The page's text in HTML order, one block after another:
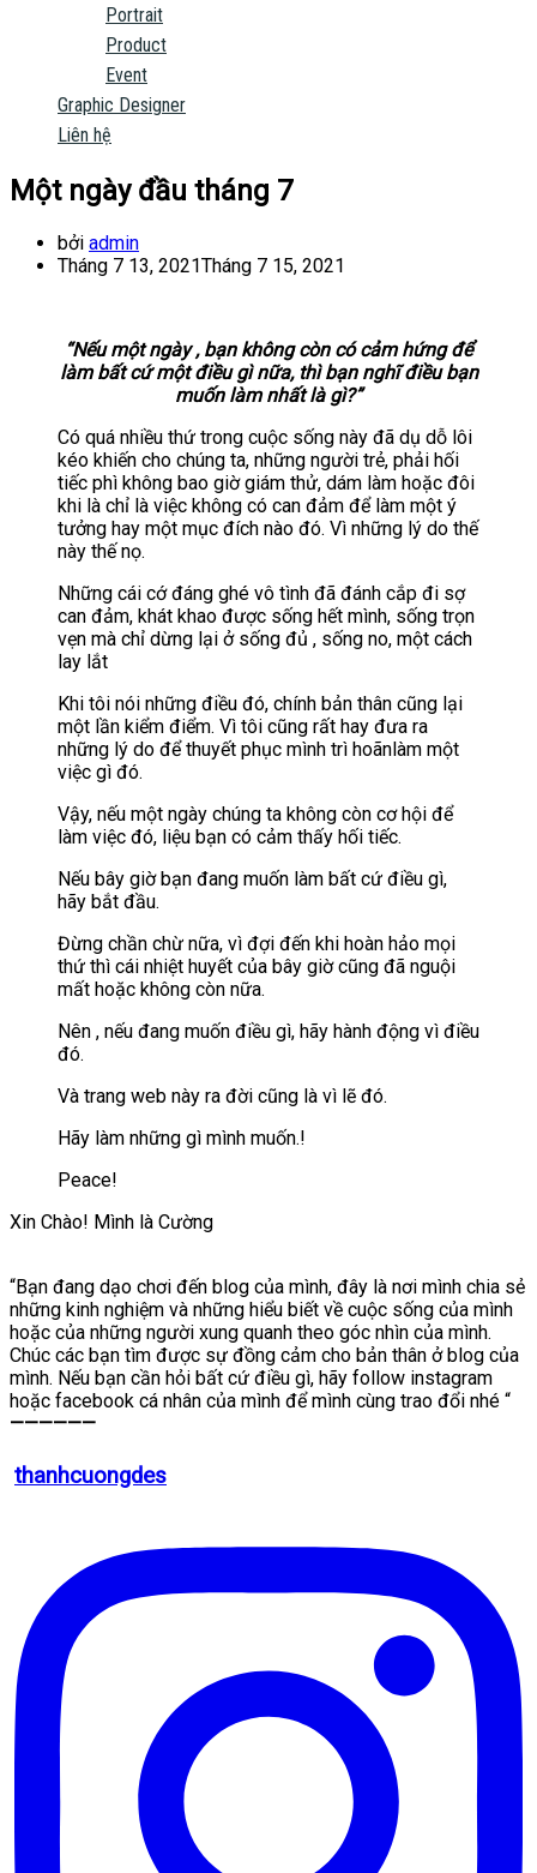
Portrait
Product
Event
Graphic Designer
Liên hệ
Một ngày đầu tháng 7
bởi admin
Tháng 7 13, 2021Tháng 7 15, 2021
“Nếu một ngày , bạn không còn có cảm hứng để
làm bất cứ một điều gì nữa, thì bạn nghĩ điều bạn
muốn làm nhất là gì?”
Có quá nhiều thứ trong cuộc sống này đã dụ dỗ lôi
kéo khiến cho chúng ta, những người trẻ, phải hối
tiếc phì không bao giờ giám thử, dám làm hoặc đôi
khi là chỉ là việc không có can đảm để làm một ý
tưởng hay một mục đích nào đó. Vì những lý do thế
này thế nọ.
Những cái cớ đáng ghé vô tình đã đánh cắp đi sợ
can đảm, khát khao được sống hết mình, sống trọn
vẹn mà chỉ dừng lại ở sống đủ , sống no, một cách
lay lắt
Khi tôi nói những điều đó, chính bản thân cũng lại
một lần kiểm điểm. Vì tôi cũng rất hay đưa ra
những lý do để thuyết phục mình trì hoãnlàm một
việc gì đó.
Vậy, nếu một ngày chúng ta không còn cơ hội để
làm việc đó, liệu bạn có cảm thấy hối tiếc.
Nếu bây giờ bạn đang muốn làm bất cứ điều gì,
hãy bắt đầu.
Đừng chần chừ nữa, vì đợi đến khi hoàn hảo mọi
thứ thì cái nhiệt huyết của bây giờ cũng đã nguội
mất hoặc không còn nữa.
Nên , nếu đang muốn điều gì, hãy hành động vì điều
đó.
Và trang web này ra đời cũng là vì lẽ đó.
Hãy làm những gì mình muốn.!
Peace!
Xin Chào! Mình là Cường
“Bạn đang dạo chơi đến blog của mình, đây là nơi mình chia sẻ
những kinh nghiệm và những hiểu biết về cuộc sống của mình
hoặc của những người xung quanh theo góc nhìn của mình.
Chúc các bạn tìm được sự đồng cảm cho bản thân ở blog của
mình. Nếu bạn cần hỏi bất cứ điều gì, hãy follow instagram
hoặc facebook cá nhân của mình để mình cùng trao đổi nhé “
——————
thanhcuongdes